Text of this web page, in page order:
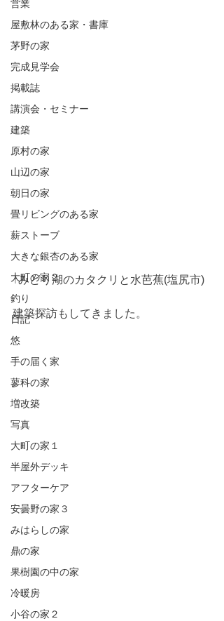
営業
屋敷林のある家・書庫
茅野の家
完成見学会
掲載誌
講演会・セミナー
建築
原村の家
山辺の家
朝日の家
畳リビングのある家
薪ストーブ
大きな銀杏のある家
大町の家２
釣り
日記
悠
手の届く家
蓼科の家
増改築
写真
大町の家１
半屋外デッキ
アフターケア
安曇野の家３
みはらしの家
鼎の家
果樹園の中の家
冷暖房
小谷の家２
↑みどり湖のカタクリと水芭蕉(塩尻市)
建築探訪もしてきました。